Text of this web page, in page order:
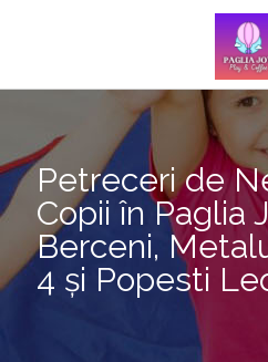
Petreceri de
Copii în Paglia
Berceni,
4 și Popesti